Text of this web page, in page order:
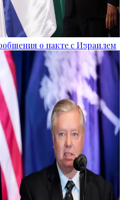
о пакте с Израилем